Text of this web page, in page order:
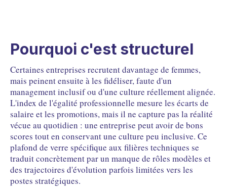
Pourquoi c'est structurel
Certaines entreprises recrutent davantage de femmes,
mais peinent ensuite à les fidéliser, faute d'un
management inclusif ou d'une culture réellement alignée.
L'index de l'égalité professionnelle mesure les écarts de
salaire et les promotions, mais il ne capture pas la réalité
vécue au quotidien : une entreprise peut avoir de bons
scores tout en conservant une culture peu inclusive. Ce
plafond de verre spécifique aux filières techniques se
traduit concrètement par un manque de rôles modèles et
des trajectoires d'évolution parfois limitées vers les
postes stratégiques.